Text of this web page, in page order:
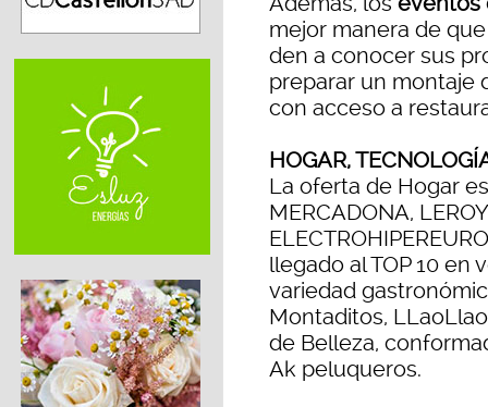
mejor manera de
den a conocer sus
preparar un montaje
con acceso a
HOGAR,
La oferta de Hogar
MERCADONA,
llegado al TOP 10 en
variedad
Montaditos,
de Belleza,
Ak peluqueros.